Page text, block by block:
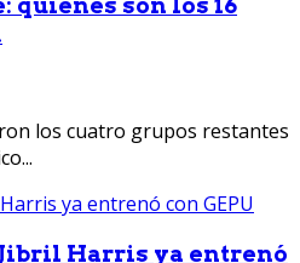
los cuatro grupos restantes
Jibril Harris ya entrenó